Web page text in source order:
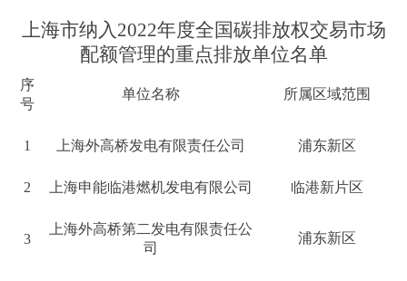
上海市纳入2022年度全国碳排放权交易市场
配额管理的重点排放单位名单
序
号
单位名称 所属区域范围
1 上海外高桥发电有限责任公司 浦东新区
2 上海申能临港燃机发电有限公司 临港新片区
3
上海外高桥第二发电有限责任公
司
浦东新区